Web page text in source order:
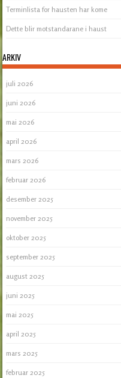
Terminlista for hausten har kome
Dette blir motstandarane i haust
ARKIV
juli 2026
juni 2026
mai 2026
april 2026
mars 2026
februar 2026
desember 2025
november 2025
oktober 2025
september 2025
august 2025
juni 2025
mai 2025
april 2025
mars 2025
februar 2025